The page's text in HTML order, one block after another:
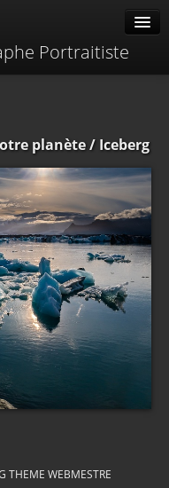
Portraitiste
planète/ Iceberg
THEME WEBMESTRE